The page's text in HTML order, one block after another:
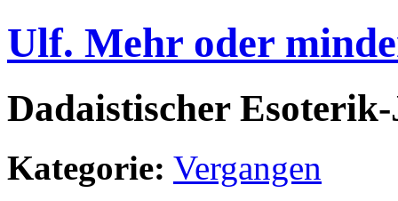
Ulf. Mehr oder
Dadaistischer Esoterik-
Kategorie: Vergangen